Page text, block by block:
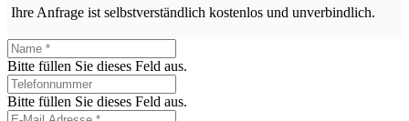
Ihre Anfrage ist selbstverständlich kostenlos und unverbindlich.
Bitte füllen Sie dieses Feld aus.
Bitte füllen Sie dieses Feld aus.